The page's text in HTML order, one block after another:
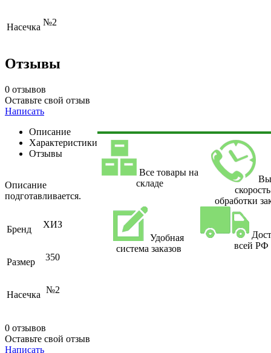
Насечка №2
Отзывы
0 отзывов
Оставьте свой отзыв
Написать
Описание
Характеристики
Отзывы
Описание
подготавливается.
Бренд ХИЗ
Размер 350
Насечка №2
0 отзывов
Оставьте свой отзыв
Написать
Все товары на
складе
скорость
обработки
Удобная
система заказов
всей РФ